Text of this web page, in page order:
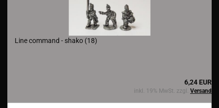
Line command - shako (18)
6,24 EUR
inkl. 19% MwSt. zzgl. Versand